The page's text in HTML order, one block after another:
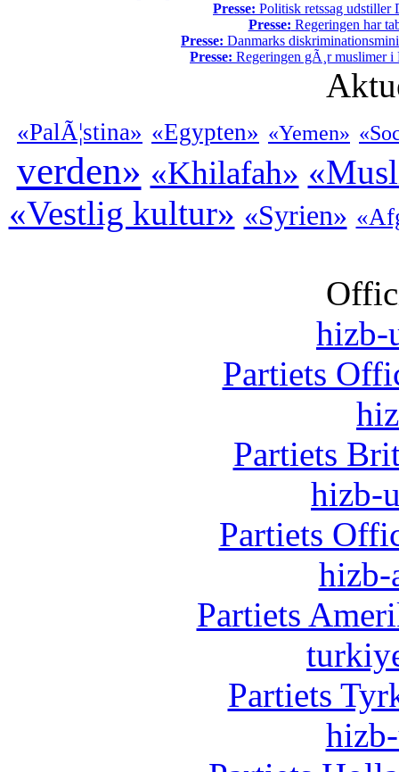
Presse: Politisk retssag udstiller
Presse: Regeringen har
Presse: Danmarks
Presse: Regeringen gÃ¸r muslimer
«PalÃ¦stina» «Egypten» «Yemen»
verden» «Khilafah»
«Vestlig kultur» «Syrien»
hizb-
Partiets
Partiets
hizb-
Partiets
hizb-
Partiets
Partiets